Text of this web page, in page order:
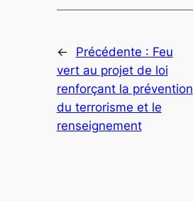
← Précédente : Feu
vert au projet de loi
renforçant la prévention
du terrorisme et le
renseignement